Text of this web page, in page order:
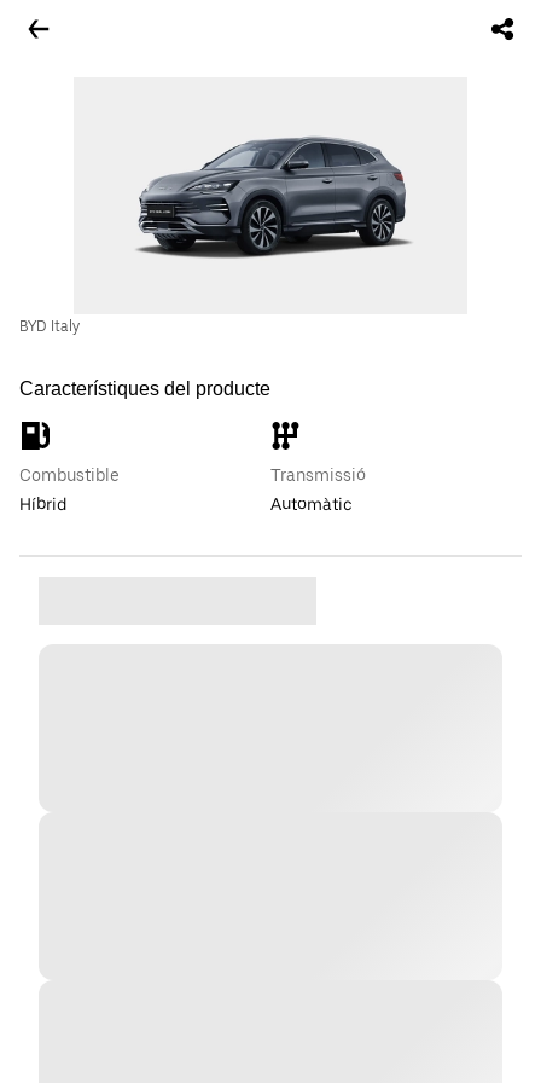
BYD Italy
Característiques del producte
Combustible
Híbrid
Transmissió
Automàtic